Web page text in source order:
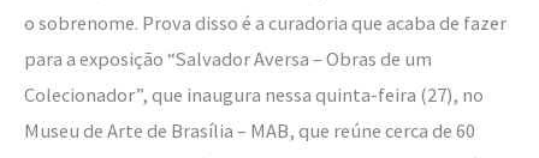
o sobrenome. Prova disso é a curadoria que acaba de fazer
para a exposição “Salvador Aversa – Obras de um
Colecionador”, que inaugura nessa quinta-feira (27), no
Museu de Arte de Brasília – MAB, que reúne cerca de 60